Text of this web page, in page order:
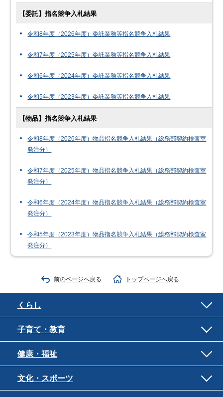
【委託】指名競争入札結果
令和8年度（2026年度）委託業務等指名競争入札結果
令和7年度（2025年度）委託業務等指名競争入札結果
令和6年度（2024年度）委託業務等指名競争入札結果
令和5年度（2023年度）委託業務等指名競争入札結果
【物品】指名競争入札結果
令和8年度（2026年度）物品指名競争入札結果（総務部契約検査室
発注分）
令和7年度（2025年度）物品指名競争入札結果（総務部契約検査室
発注分）
令和6年度（2024年度）物品指名競争入札結果（総務部契約検査室
発注分）
令和5年度（2023年度）物品指名競争入札結果（総務部契約検査室
発注分）
前のページへ戻る トップページへ戻る
くらし
子育て・教育
健康・福祉
文化・スポーツ